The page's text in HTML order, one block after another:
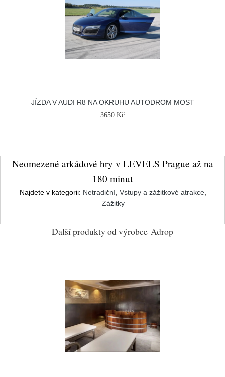
JÍZDA V AUDI R8 NA OKRUHU AUTODROM MOST
3650 Kč
Neomezené arkádové hry v LEVELS Prague až na
180 minut
Najdete v kategorii: Netradiční Vstupy a zážitkové atrakce
Zážitky
Další produkty od výrobce Adrop